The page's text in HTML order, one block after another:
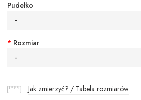
Pudełko
-
* Rozmiar
-
Jak zmierzyć? / Tabela rozmiarów